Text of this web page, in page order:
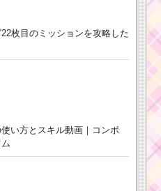
枚目のミッションを攻略した
い方とスキル動画｜コンボ